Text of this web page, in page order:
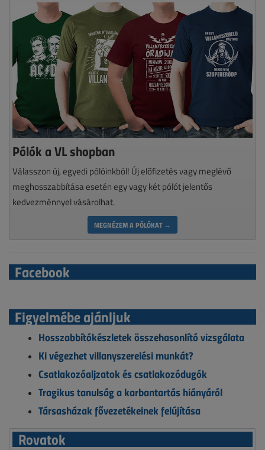
Pólók a VL shopban
Válasszon új, egyedi pólóinkból! Új előfizetés vagy meglévő
meghosszabbítása esetén egy vagy két pólót jelentős
kedvezménnyel vásárolhat.
MEGNÉZEM A PÓLÓKAT →
Facebook
Figyelmébe ajánljuk
Hosszabbítókészletek összehasonlító vizsgálata
Ki végezhet villanyszerelési munkát?
Csatlakozóaljzatok és csatlakozódugók
Tragikus tanulság a karbantartás hiányáról
Társasházak fővezetékeinek felújítása
Rovatok